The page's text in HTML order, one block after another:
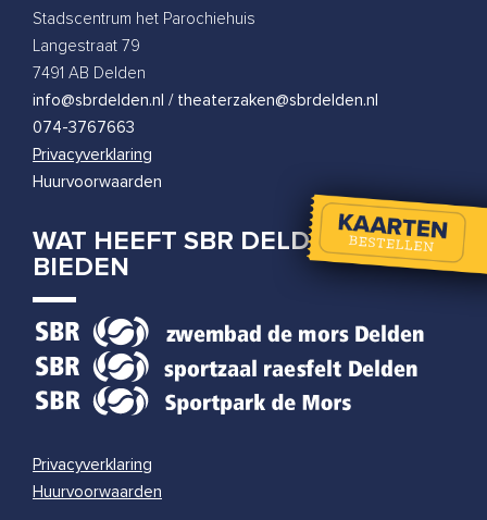
Tobi Kooiman
woensdag 31 maart 2027
Stadscentrum het Parochiehuis
Langestraat 79
7491 AB Delden
info@sbrdelden.nl / theaterzaken@sbrdelden.nl
074-3767663
Privacyverklaring
Huurvoorwaarden
WAT HEEFT SBR DELDEN TE
BIEDEN
Privacyverklaring
Huurvoorwaarden